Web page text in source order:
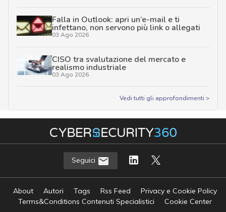
Falla in Outlook: apri un’e-mail e ti
infettano, non servono più link o allegati
03 Ago 2026
CISO tra svalutazione del mercato e
realismo industriale
03 Ago 2026
Vedi tutti gli approfondimenti >
Seguici
About Autori Tags Rss Feed
Privacy e Cookie Policy
Terms&Conditions Contenuti Specialistici
Cookie Center